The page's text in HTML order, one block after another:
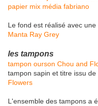
papier mix média fabriano
Le fond est réalisé avec une
Manta Ray Grey
les tampons
tampon ourson Chou and
tampon sapin et titre issu de
Flowers
L'ensemble des tampons a